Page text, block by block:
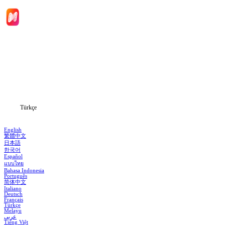
Türkçe
English
繁體中文
日本語
한국어
Español
แบบไทย
Bahasa Indonesia
Português
简体中文
Italiano
Deutsch
Français
Türkçe
Melayu
عربي
Tiếng Việt